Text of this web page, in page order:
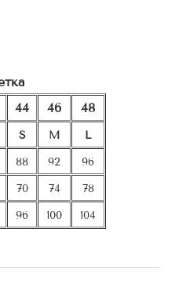
44 46 48
S M L
88 92 96
70 74 78
96 100 104